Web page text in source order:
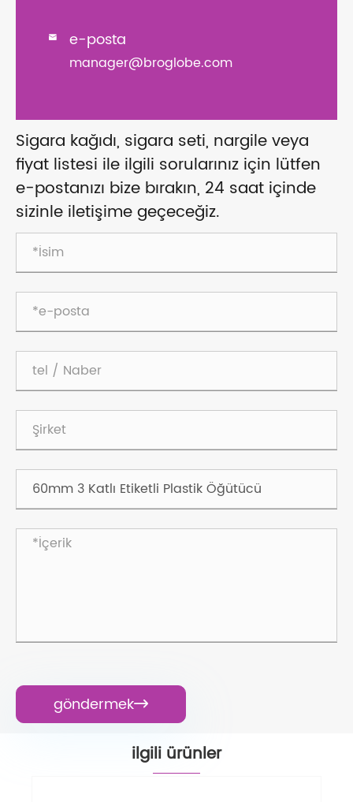
 e-posta
manager@broglobe.com
Sigara kağıdı, sigara seti, nargile veya
fiyat listesi ile ilgili sorularınız için lütfen
e-postanızı bize bırakın, 24 saat içinde
sizinle iletişime geçeceğiz.
göndermek
ilgili ürünler